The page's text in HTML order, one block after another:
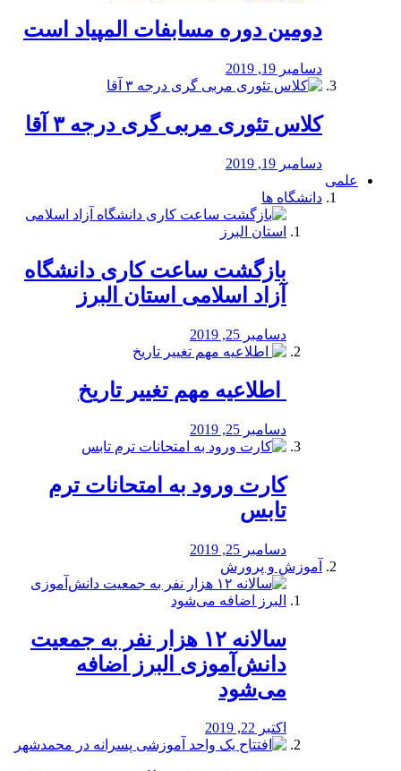
دومین دوره مسابفات المپیاد است
دسامبر 19, 2019
کلاس تئوری مربی گری درجه ۳ آقا
دسامبر 19, 2019
علمی
دانشگاه ها
بازگشت ساعت کاری دانشگاه
آزاد اسلامی استان البرز
دسامبر 25, 2019
️ اطلاعیه مهم تغییر تاریخ
دسامبر 25, 2019
کارت ورود به امتحانات ترم
تابس
دسامبر 25, 2019
آموزش و پرورش
️سالانه ۱۲ هزار نفر به جمعیت
دانش‌آموزی البرز اضافه
می‌شود
اکتبر 22, 2019